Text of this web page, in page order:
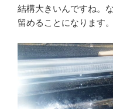
結構大きいんですね。
留めることになります。